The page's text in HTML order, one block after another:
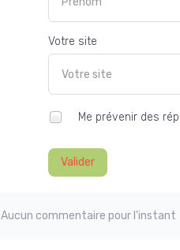
Votre site
Me prévenir des
Valider
Aucun commentaire pour l'instant